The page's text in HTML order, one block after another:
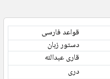
قواعد فارسی
دستور زبان
قاری عبدالله
دری